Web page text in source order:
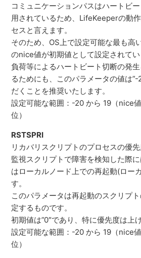
コミュニケーションパスはハートビ
用されているため、LifeKeeperの動
セスと言えます。
そのため、OS上で設定可能な最も高
のnice値が初期値として設定されてい
負荷等によるハートビート切断の発
るためにも、このパラメータの値は
だくことを推奨いたします。
設定可能な範囲：-20 から 19（nice
位）
RSTSPRI
リカバリスクリプトのプロセスの優
監視スクリプトで障害を検知した際
はローカルノード上での再起動(ロー
す。
このパラメータは再起動のスクリプ
定するものです。
初期値は”0″であり、特に優先度は上
設定可能な範囲：-20 から 19（nice
位）